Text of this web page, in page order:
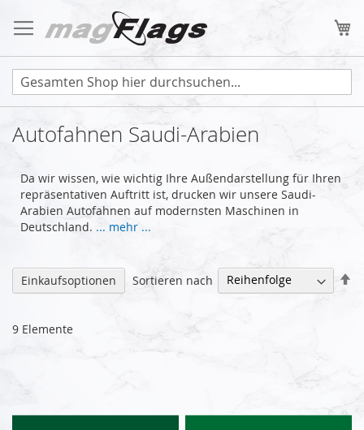
Inhalt
springen
Autofahnen Saudi-Arabien
Da wir wissen, wie wichtig Ihre Außendarstellung für Ihren
repräsentativen Auftritt ist, drucken wir unsere Saudi-
Arabien Autofahnen auf modernsten Maschinen in
Deutschland. ... mehr ...
9 Elemente
Sortieren nach
Einkaufsoptionen